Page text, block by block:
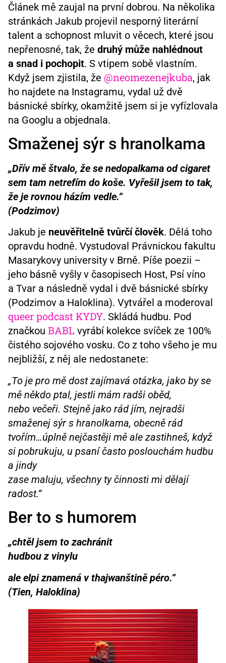
Článek mě zaujal na první dobrou. Na několika
stránkách Jakub projevil nesporný literární
talent a schopnost mluvit o věcech, které jsou
nepřenosné, tak, že druhý může nahlédnout
a snad i pochopit. S vtipem sobě vlastním.
Když jsem zjistila, že @neomezenejkuba, jak
ho najdete na Instagramu, vydal už dvě
básnické sbírky, okamžitě jsem si je vyfízlovala
na Googlu a objednala.
Smaženej sýr s hranolkama
„Dřív mě štvalo, že se nedopalkama od cigaret
sem tam netrefím do koše. Vyřešil jsem to tak,
že je rovnou házím vedle.“
(Podzimov)
Jakub je neuvěřitelně tvůrčí člověk. Dělá toho
opravdu hodně. Vystudoval Právnickou fakultu
Masarykovy university v Brně. Píše poezii –
jeho básně vyšly v časopisech Host, Psí víno
a Tvar a následně vydal i dvě básnické sbírky
(Podzimov a Haloklina). Vytvářel a moderoval
queer podcast KYDY. Skládá hudbu. Pod
značkou BABL vyrábí kolekce svíček ze 100%
čistého sojového vosku. Co z toho všeho je mu
nejbližší, z něj ale nedostanete:
„To je pro mě dost zajímavá otázka, jako by se
mě někdo ptal, jestli mám radši oběd,
nebo večeři. Stejně jako rád jím, nejradši
smaženej sýr s hranolkama, obecně rád
tvořím…úplně nejčastěji mě ale zastihneš, když
si pobrukuju, u psaní často poslouchám hudbu
a jindy
zase maluju, všechny ty činnosti mi dělají
radost.“
Ber to s humorem
„chtěl jsem to zachránit
hudbou z vinylu
ale elpi znamená v thajwanštině péro.“
(Tien, Haloklina)